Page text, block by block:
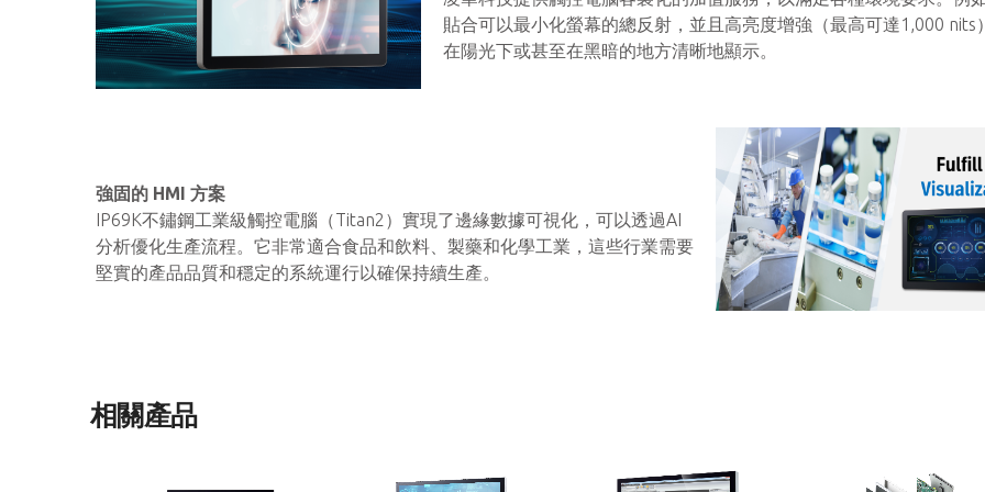
貼合可以最小化螢幕的總反射，並且高亮度增強（最高可達1,000 nits
在陽光下或甚至在黑暗的地方清晰地顯示。
強固的 HMI 方案
IP69K不鏽鋼工業級觸控電腦（Titan2）實現了邊緣數據可視化，可以透過AI
分析優化生產流程。它非常適合食品和飲料、製藥和化學工業，這些行業需要
堅實的產品品質和穩定的系統運行以確保持續生產。
相關產品